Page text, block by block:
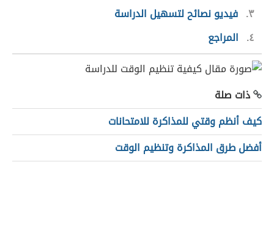
٣ فيديو نصائح لتسهيل الدراسة
٤
المراجع
ذات صلة
كيف أنظم وقتي للمذاكرة للامتحانات
أفضل طرق المذاكرة وتنظيم الوقت